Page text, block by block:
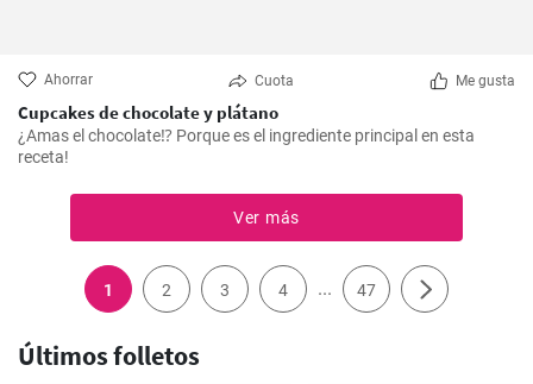
Ahorrar Cuota Me gusta
Cupcakes de chocolate y plátano
¿Amas el chocolate⁉️ Porque es el ingrediente principal en esta
receta!
Ver más
1 2 3 4 ... 47
Últimos folletos